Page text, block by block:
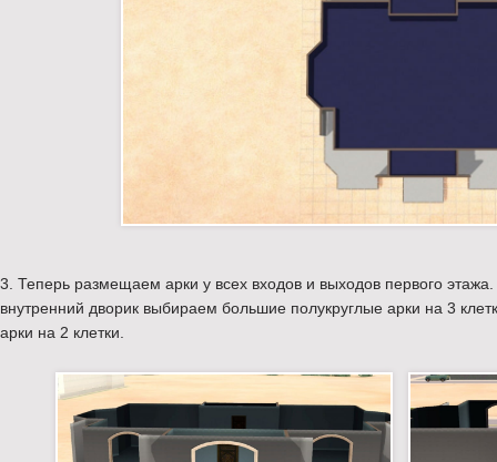
3. Теперь размещаем арки у всех входов и выходов первого
внутренний дворик выбираем большие полукруглые арки на 3
арки на 2 клетки.